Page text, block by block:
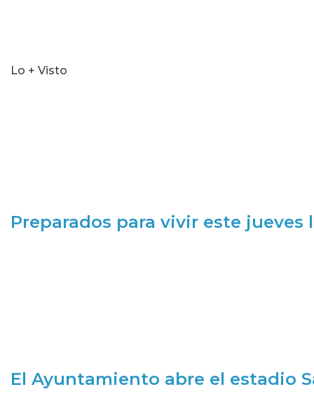
Lo + Visto
Preparados para vivir este jueves
El Ayuntamiento abre el estadio